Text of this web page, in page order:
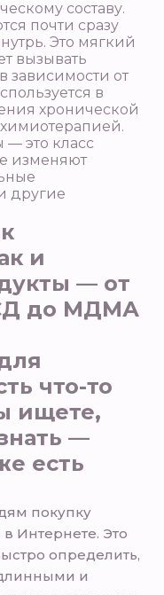
составу.
почти сразу
Это мягкий
вызывать
зависимости от
в
хронической
— это класс
изменяют
другие
и
— от
до МДМА
что-то
ищете,
—
есть
покупку
Интернете. Это
определить,
и